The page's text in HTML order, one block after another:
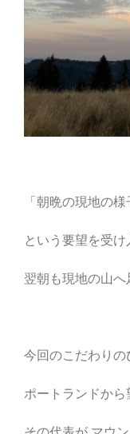
「朝晩の現地の
という要望を受け
翌朝も現地の山
今回のこだわりの
ポートランドから